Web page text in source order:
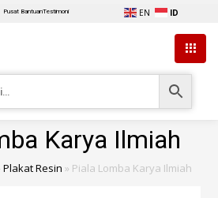
Pusat BantuanTestimoni EN ID
Karya Ilmiah
Plakat Resin » Piala Lomba Karya Ilmiah